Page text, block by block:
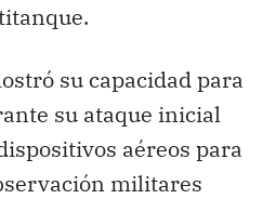
su capacidad para
su ataque inicial
aéreos para
militares